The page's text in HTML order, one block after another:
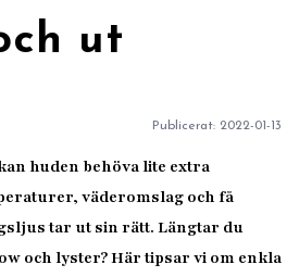
ut
Publicerat: 2022-01-13
huden behöva lite extra
väderomslag och få
tar ut sin rätt. Längtar du
och lyster? Här tipsar vi om enkla